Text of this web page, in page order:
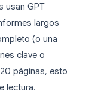
usan GPT
largos
(o una
clave o
páginas, esto
lectura.